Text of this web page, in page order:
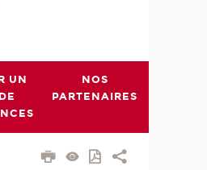
UN
NOS
PARTENAIRES